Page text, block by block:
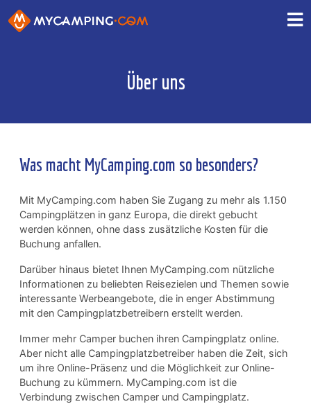
Über uns
Was macht MyCamping.com so besonders?
Mit MyCamping.com haben Sie Zugang zu mehr als 1.150
Campingplätzen in ganz Europa, die direkt gebucht
werden können, ohne dass zusätzliche Kosten für die
Buchung anfallen.
Darüber hinaus bietet Ihnen MyCamping.com nützliche
Informationen zu beliebten Reisezielen und Themen sowie
interessante Werbeangebote, die in enger Abstimmung
mit den Campingplatzbetreibern erstellt werden.
Immer mehr Camper buchen ihren Campingplatz online.
Aber nicht alle Campingplatzbetreiber haben die Zeit, sich
um ihre Online-Präsenz und die Möglichkeit zur Online-
Buchung zu kümmern. MyCamping.com ist die
Verbindung zwischen Camper und Campingplatz.